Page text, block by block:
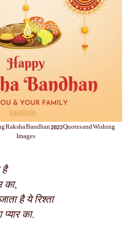
Bandhan 2023 Quotes and Wishing
Images
का,
है ये रिश्ता
का.